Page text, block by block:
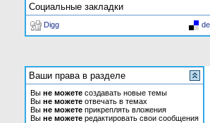
Социальные закладки
Digg
Ваши права в разделе
Вы не можете создавать новые темы
Вы не можете отвечать в темах
Вы не можете прикреплять вложения
Вы не можете редактировать свои сообщения